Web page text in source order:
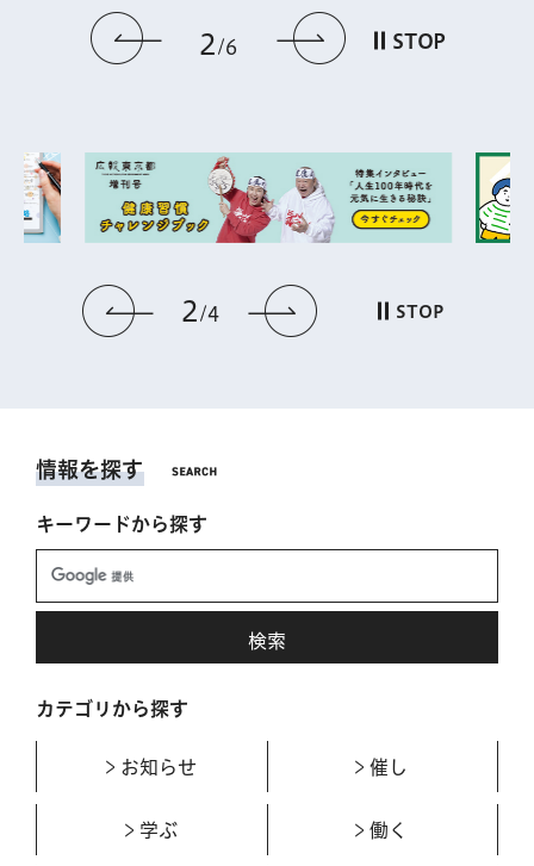
前のスライドを表示
2 6 次のスライドを
STOP
前のスライドを表示
2 4 次のスライドを表
STOP
情報を探す
キーワードから探す
カテゴリから探す
お知らせ 催し
学ぶ 働く